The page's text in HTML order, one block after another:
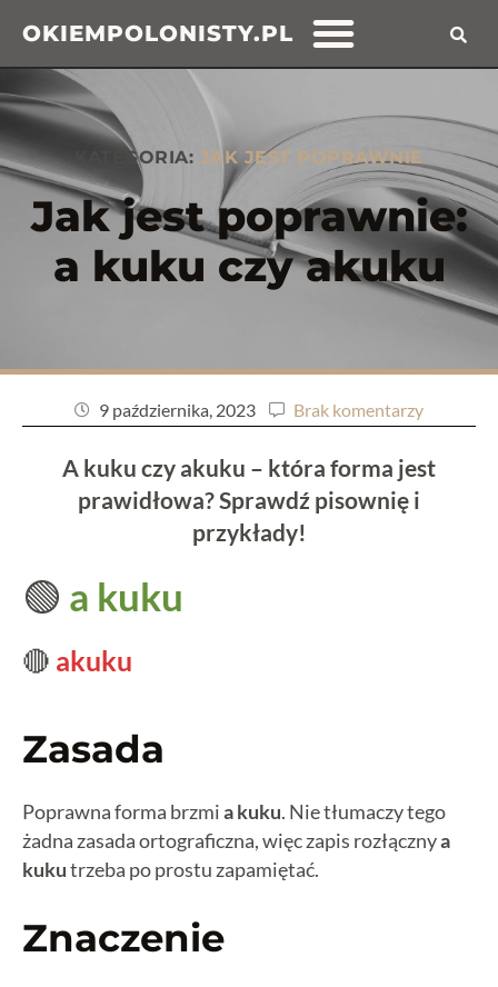
OKIEMPOLONISTY.PL
KATEGORIA: JAK JEST POPRAWNIE
Jak jest poprawnie:
a kuku czy akuku
9 października, 2023 Brak komentarzy
A kuku czy akuku – która forma jest
prawidłowa? Sprawdź pisownię i
przykłady!
🟢 a kuku
🔴 akuku
Zasada
Poprawna forma brzmia kuku. Nie tłumaczy tego
żadna zasada ortograficzna, więc zapis rozłącznya
kukutrzeba po prostu zapamiętać.
Znaczenie